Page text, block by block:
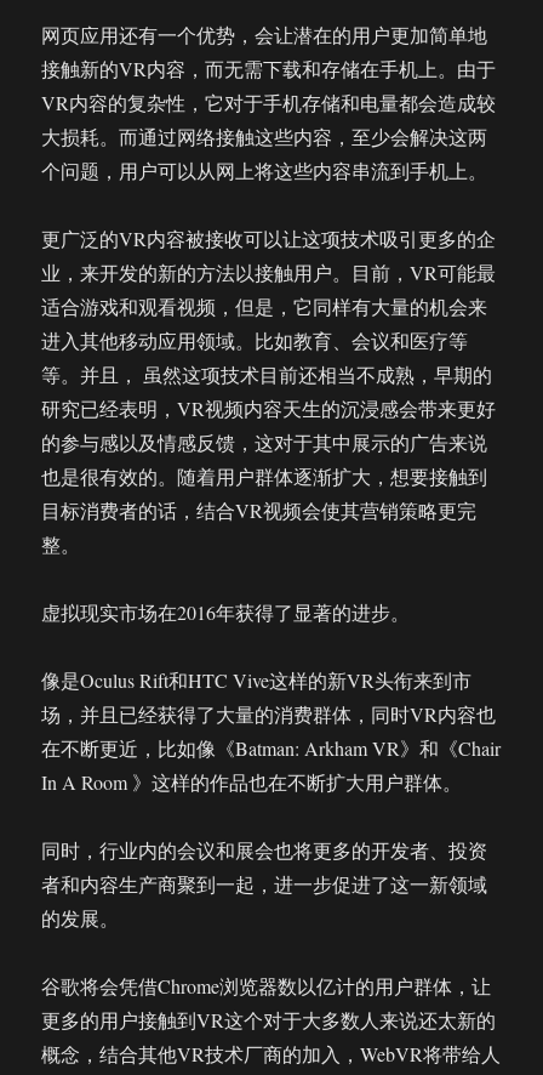
网页应用还有一个优势，会让潜在的用户更加简单地
接触新的VR内容，而无需下载和存储在手机上。由于
VR内容的复杂性，它对于手机存储和电量都会造成较
大损耗。而通过网络接触这些内容，至少会解决这两
个问题，用户可以从网上将这些内容串流到手机上。
更广泛的VR内容被接收可以让这项技术吸引更多的企
业，来开发的新的方法以接触用户。目前，VR可能最
适合游戏和观看视频，但是，它同样有大量的机会来
进入其他移动应用领域。比如教育、会议和医疗等
等。并且， 虽然这项技术目前还相当不成熟，早期的
研究已经表明，VR视频内容天生的沉浸感会带来更好
的参与感以及情感反馈，这对于其中展示的广告来说
也是很有效的。随着用户群体逐渐扩大，想要接触到
目标消费者的话，结合VR视频会使其营销策略更完
整。
虚拟现实市场在2016年获得了显著的进步。
像是Oculus Rift和HTC Vive这样的新VR头衔来到市
场，并且已经获得了大量的消费群体，同时VR内容也
在不断更近，比如像《Batman: Arkham VR》和《Chair
In A Room 》这样的作品也在不断扩大用户群体。
同时，行业内的会议和展会也将更多的开发者、投资
者和内容生产商聚到一起，进一步促进了这一新领域
的发展。
谷歌将会凭借Chrome浏览器数以亿计的用户群体，让
更多的用户接触到VR这个对于大多数人来说还太新的
概念，结合其他VR技术厂商的加入，WebVR将带给人